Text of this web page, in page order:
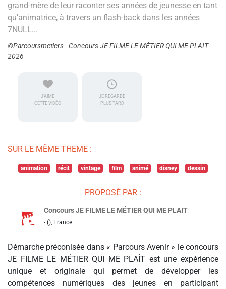
grand-mère de leur raconter ses années de jeunesse en tant
qu'animatrice, à travers un flash-back dans les années
7NULL...
©Parcoursmetiers - Concours JE FILME LE MÉTIER QUI ME PLAIT
2026
J'AIME
CETTE VIDÉO
JE REGARDE
PLUS TARD
SUR LE MÊME THEME :
animation récit vintage film animé disney dessin
PROPOSÉ PAR :
Concours JE FILME LE MÉTIER QUI ME PLAIT
- (), France
Démarche préconisée dans « Parcours Avenir » le concours
JE FILME LE MÉTIER QUI ME PLAÎT est une expérience
unique et originale qui permet de développer les
compétences numériques des jeunes en participant